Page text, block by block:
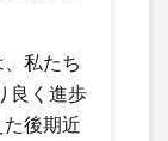
私たち
良く進歩
後期近